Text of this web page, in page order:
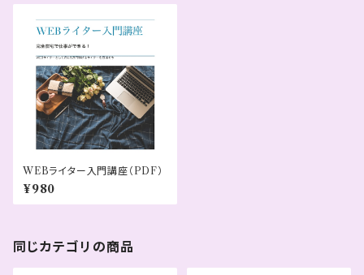
WEBライター入門講座（PDF）
¥980
同じカテゴリの商品